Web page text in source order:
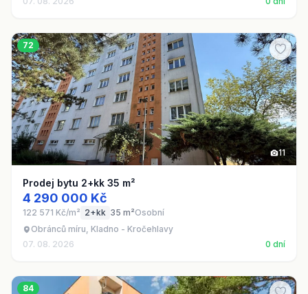
72
11
Prodej bytu 2+kk 35 m²
4 290 000 Kč
122 571 Kč/m² 2+kk 35 m²Osobní
Obránců míru, Kladno - Kročehlavy
07. 08. 2026
0 dní
84